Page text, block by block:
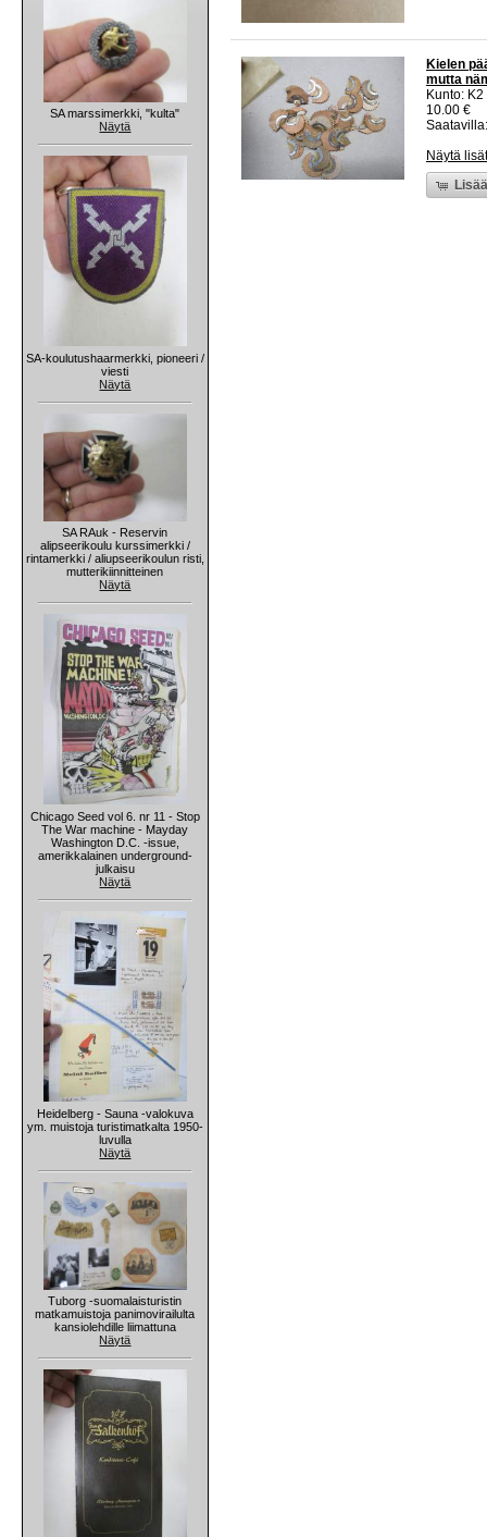
SA marssimerkki, "kulta"
Näytä
SA-koulutushaarmerkki, pioneeri /
viesti
Näytä
SA RAuk - Reservin
alipseerikoulu kurssimerkki /
rintamerkki / aliupseerikoulun risti,
mutterikiinnitteinen
Näytä
Chicago Seed vol 6. nr 11 - Stop
The War machine - Mayday
Washington D.C. -issue,
amerikkalainen underground-
julkaisu
Näytä
Heidelberg - Sauna -valokuva
ym. muistoja turistimatkalta 1950-
luvulla
Näytä
Tuborg -suomalaisturistin
matkamuistoja panimovirailulta
kansiolehdille liimattuna
Näytä
Kielen
mutta
Kunto:
10.00 €
Näytä